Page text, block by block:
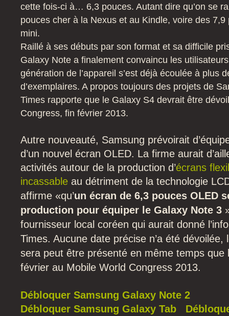
cette fois-ci à… 6,3 pouces. Autant dire qu’on se
pouces cher à la Nexus et au Kindle, voire des 7,9
mini.
Raillé à ses débuts par son format et sa difficile
Galaxy Note a finalement convaincu les
génération de l’appareil s’est déjà écoulée à plus
d’exemplaires. A propos toujours des projets de
Times rapporte que le Galaxy S4 devrait être
Congress, fin février 2013.
Autre nouveauté, Samsung prévoirait
d’un nouvel écran OLED. La firme aurait
activités autour de la production d’écrans
incassable au détriment de la technologie
affirme «qu’un écran de 6,3 pouces OLED
production pour équiper le Galaxy Note 3
fournisseur local coréen qui aurait donné
Times. Aucune date précise n’a été dévoilée,
sera peut être présenté en même temps que
février au Mobile World Congress 2013.
Débloquer Samsung Galaxy Note 2
Débloquer Samsung Galaxy Tab